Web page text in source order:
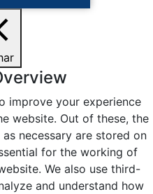
improve your experience
website. Out of these, the
necessary are stored on
for the working of
We also use third-
and understand how